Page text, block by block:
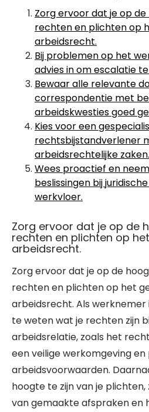
Zorg ervoor dat je op
rechten en plichten op
arbeidsrecht.
Bij problemen op het
advies in om escalatie
Bewaar alle relevante
correspondentie met
arbeidskwesties goed
Kies voor een
rechtsbijstandverlener
arbeidsrechtelijke zaken.
Wees proactief en
beslissingen bij
werkvloer.
Zorg ervoor dat je op de
rechten en plichten op
arbeidsrecht.
Zorg ervoor dat je op de
rechten en plichten op het
arbeidsrecht. Als werknemer
te weten wat je rechten zijn
arbeidsrelatie, zoals het
een veilige werkomgeving en
arbeidsvoorwaarden.
hoogte te zijn van je
van gemaakte afspraken en